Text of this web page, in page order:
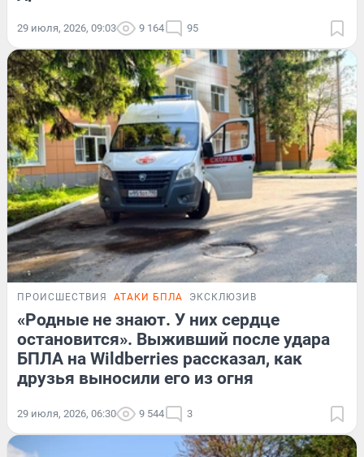
29 июля, 2026, 09:03 9 164 95
ПРОИСШЕСТВИЯ АТАКИ БПЛА ЭКСКЛЮЗИВ
«Родные не знают. У них сердце
остановится». Выживший после удара
БПЛА на Wildberries рассказал, как
друзья выносили его из огня
29 июля, 2026, 06:30 9 544 3